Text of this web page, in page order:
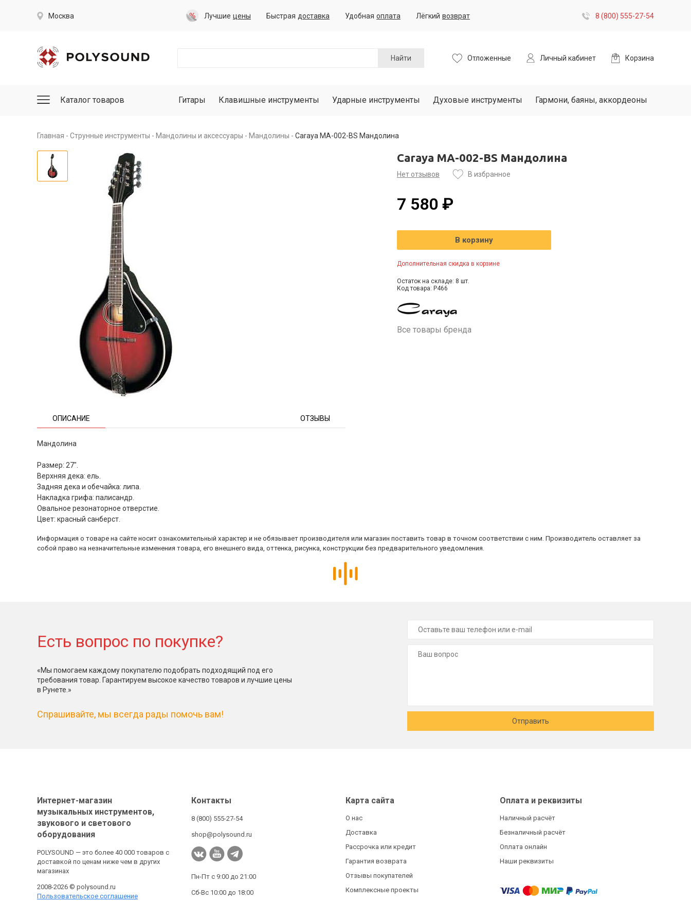
Москва Лучшие цены Быстрая доставка Удобная оплата Лёгкий возврат 8 (800) 555-27-54
Найти Отложенные Личный кабинет Корзина
Каталог товаров Гитары Клавишные инструменты Ударные инструменты Духовые инструменты Гармони, баяны, аккордеоны
Главная Струнные инструменты Мандолины и аксессуары Мандолины Caraya MA-002-BS Мандолина
ОПИСАНИЕ ОТЗЫВЫ
Мандолина
Размер: 27".
Верхняя дека: ель.
Задняя дека и обечайка: липа.
Накладка грифа: палисандр.
Овальное резонаторное отверстие.
Цвет: красный санберст.
Caraya MA-002-BS Мандолина
Нет отзывов В избранное
7 580 ₽
В корзину
Дополнительная скидка в корзине
Остаток на складе: 8 шт.
Код товара: P466
Все товары бренда
Информация о товаре на сайте носит ознакомительный характер и не обязывает производителя или магазин поставить товар в точном соответствии с ним. Производитель оставляет за
собой право на незначительные изменения товара, его внешнего вида, оттенка, рисунка, конструкции без предварительного уведомления.
Есть вопрос по покупке?
«Мы помогаем каждому покупателю подобрать подходящий под его
требования товар. Гарантируем высокое качество товаров и лучшие цены
в Рунете.»
Спрашивайте, мы всегда рады помочь вам!
Отправить
Интернет-магазин
музыкальных инструментов,
звукового и светового
оборудования
POLYSOUND — это более 40 000 товаров с
доставкой по ценам ниже чем в других
магазинах
2008-2026 © polysound.ru
Пользовательское соглашение
Контакты
8 (800) 555-27-54
shop@polysound.ru
Пн-Пт с 9:00 до 21:00
Сб-Вс 10:00 до 18:00
Карта сайта
О нас
Доставка
Рассрочка или кредит
Гарантия возврата
Отзывы покупателей
Комплексные проекты
Оплата и реквизиты
Наличный расчёт
Безналичный расчёт
Оплата онлайн
Наши реквизиты